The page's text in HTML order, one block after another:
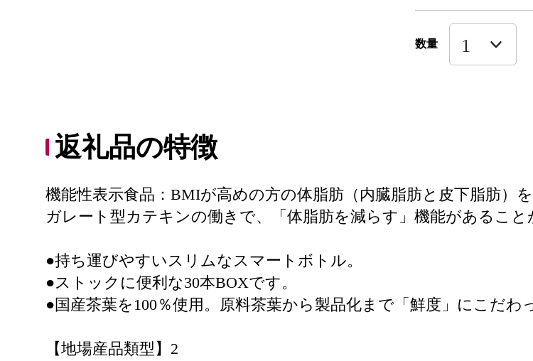
数量
返礼品の特徴
機能性表示食品：BMIが高めの方の体脂肪（内臓脂肪と皮下脂肪）を
ガレート型カテキンの働きで、「体脂肪を減らす」機能があること
●持ち運びやすいスリムなスマートボトル。
●ストックに便利な30本BOXです。
●国産茶葉を100％使用。原料茶葉から製品化まで「鮮度」にこだわ
【地場産品類型】2